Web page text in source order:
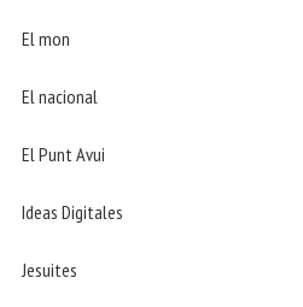
El mon
El nacional
El Punt Avui
Ideas Digitales
Jesuites